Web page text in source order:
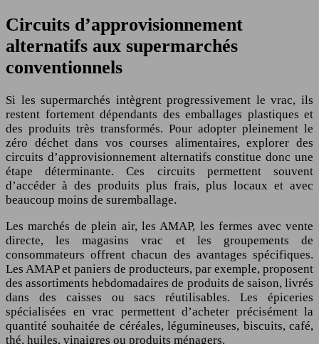
Circuits d’approvisionnement
alternatifs aux supermarchés
conventionnels
Si les supermarchés intègrent progressivement le vrac, ils
restent fortement dépendants des emballages plastiques et
des produits très transformés. Pour adopter pleinement le
zéro déchet dans vos courses alimentaires, explorer des
circuits d’approvisionnement alternatifs constitue donc une
étape déterminante. Ces circuits permettent souvent
d’accéder à des produits plus frais, plus locaux et avec
beaucoup moins de suremballage.
Les marchés de plein air, les AMAP, les fermes avec vente
directe, les magasins vrac et les groupements de
consommateurs offrent chacun des avantages spécifiques.
Les AMAP et paniers de producteurs, par exemple, proposent
des assortiments hebdomadaires de produits de saison, livrés
dans des caisses ou sacs réutilisables. Les épiceries
spécialisées en vrac permettent d’acheter précisément la
quantité souhaitée de céréales, légumineuses, biscuits, café,
thé, huiles, vinaigres ou produits ménagers.